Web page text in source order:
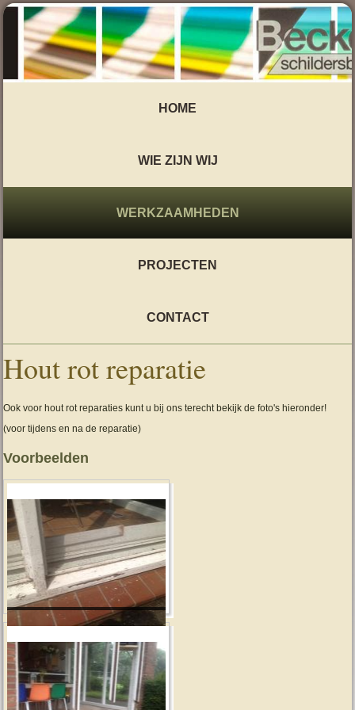
HOME
WIE ZIJN WIJ
WERKZAAMHEDEN
PROJECTEN
CONTACT
Hout rot reparatie
Ook voor hout rot reparaties kunt u bij ons terecht bekijk de foto's hieronder!
(voor tijdens en na de reparatie)
Voorbeelden